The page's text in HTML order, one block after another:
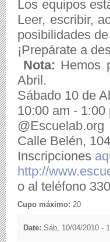
Los equipos
Leer, escribir,
posibilidades
¡Prepárate a
Nota: Hemos
Abril.
Sábado 10 de
10:00 am - 1:00
@Escuelab.org
Calle Belén,
Inscripciones
http://
o al teléfono
Cupo máximo: 20
Date: Sáb, 10/04/2010 -